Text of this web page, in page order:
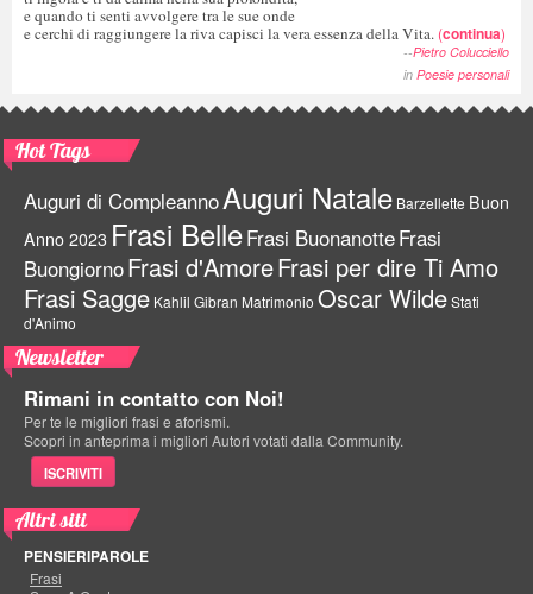
e quando ti senti avvolgere tra le sue onde
e cerchi di raggiungere la riva capisci la vera essenza della Vita. (continua)
--Pietro Colucciello
in Poesie personali
Hot Tags
Auguri di CompleannoAuguri Natale Barzellette Buon
Anno 2023 Frasi BelleFrasi BuonanotteFrasi
BuongiornoFrasi d'AmoreFrasi per dire Ti Amo
Frasi Sagge Kahlil Gibran Matrimonio Oscar WildeStati
d'Animo
Newsletter
Rimani in contatto con Noi!
Per te le migliori frasi e aforismi.
Scopri in anteprima i migliori Autori votati dalla Community.
ISCRIVITI
Altri siti
PENSIERIPAROLE
Frasi